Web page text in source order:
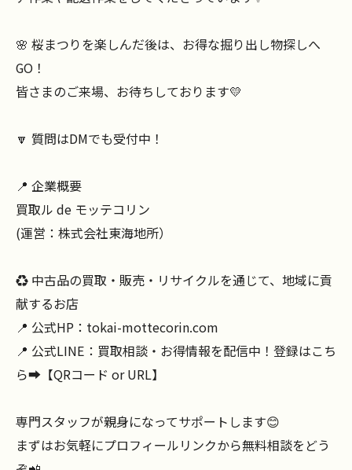
🌸 桜まつりを楽しんだ後は、お得な掘り出し物探しへ
GO！
皆さまのご来場、お待ちしております💛
🔽 質問はDMでも受付中！
📍 企業概要
買取ル de モッテコリン
(運営：株式会社東海地所）
♻️ 中古品の買取・販売・リサイクルを通じて、地域に貢
献するお店
📍 公式HP：tokai-mottecorin.com
📍 公式LINE：買取相談・お得情報を配信中！登録はこち
ら➡️【QRコード or URL】
専門スタッフが親身になってサポートします😊
まずはお気軽にプロフィールリンクから無料相談をどう